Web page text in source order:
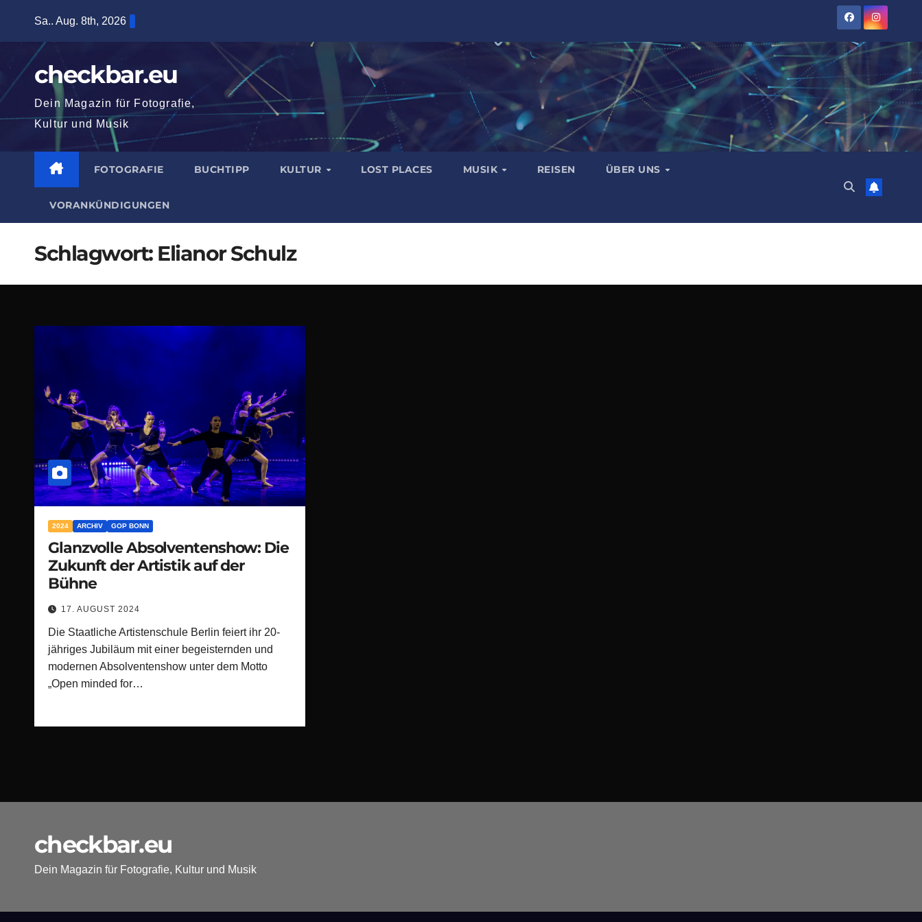
springen
Sa.. Aug. 8th, 2026
checkbar.eu
Dein Magazin für Fotografie,
Kultur und Musik
FOTOGRAFIE BUCHTIPP KULTUR LOST PLACES MUSIK REISEN ÜBER UNS
VORANKÜNDIGUNGEN
Schlagwort: Elianor Schulz
2024 ARCHIV GOP BONN
Glanzvolle Absolventenshow: Die
Zukunft der Artistik auf der
Bühne
17. AUGUST 2024
Die Staatliche Artistenschule Berlin feiert ihr 20-
jähriges Jubiläum mit einer begeisternden und
modernen Absolventenshow unter dem Motto
„Open minded for…
checkbar.eu
Dein Magazin für Fotografie, Kultur und Musik